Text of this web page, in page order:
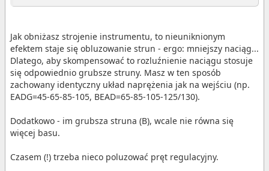
Jak obniżasz strojenie instrumentu, to nieuniknionym
efektem staje się obluzowanie strun - ergo: mniejszy naciąg...
Dlatego, aby skompensować to rozluźnienie naciągu stosuje
się odpowiednio grubsze struny. Masz w ten sposób
zachowany identyczny układ naprężenia jak na wejściu (np.
EADG=45-65-85-105, BEAD=65-85-105-125/130).
Dodatkowo - im grubsza struna (B), wcale nie równa się
więcej basu.
Czasem (!) trzeba nieco poluzować pręt regulacyjny.